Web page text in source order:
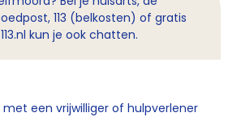
113 (belkosten) of gratis
kun je ook chatten.
een vrijwilliger of hulpverlener